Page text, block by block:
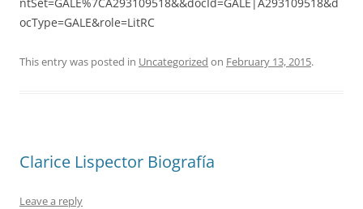
ocType=GALE&role=LitRC
This entry was posted in Uncategorized on February 13, 2015.
Clarice Lispector Biografía
Leave a reply